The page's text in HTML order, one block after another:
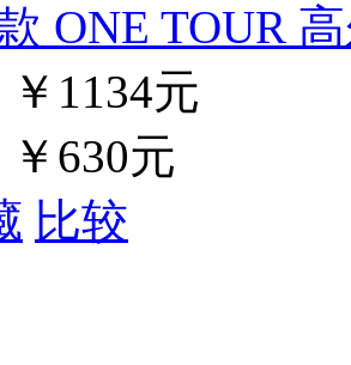
ONE TOUR
￥1134元
￥630元
比较